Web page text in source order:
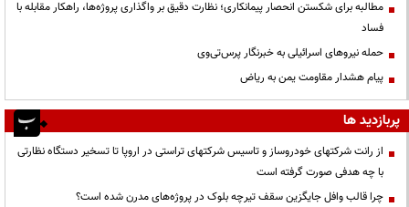
مطالبه برای شکستن انحصار پیمانکاری؛ نظارت دقیق بر واگذاری پروژه‌ها، راهکار مقابله با
فساد
حمله نیروهای اسرائیلی به خبرنگار پرس‌تی‌وی
پیام هشدار مقاومت یمن به ریاض
پربازدید ها
از رانت‌ شرکتهای خودروساز و تاسیس شرکتهای تراستی در اروپا تا تسخیر دستگاه نظارتی
با چه هدفی صورت گرفته است
چرا قالب وافل جایگزین سقف تیرچه بلوک در پروژه‌های مدرن شده است؟